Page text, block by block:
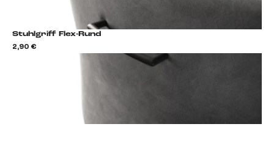
Stuhlgriff Flex-Rund
2,90 €
Stuhlgriff hinzufügen